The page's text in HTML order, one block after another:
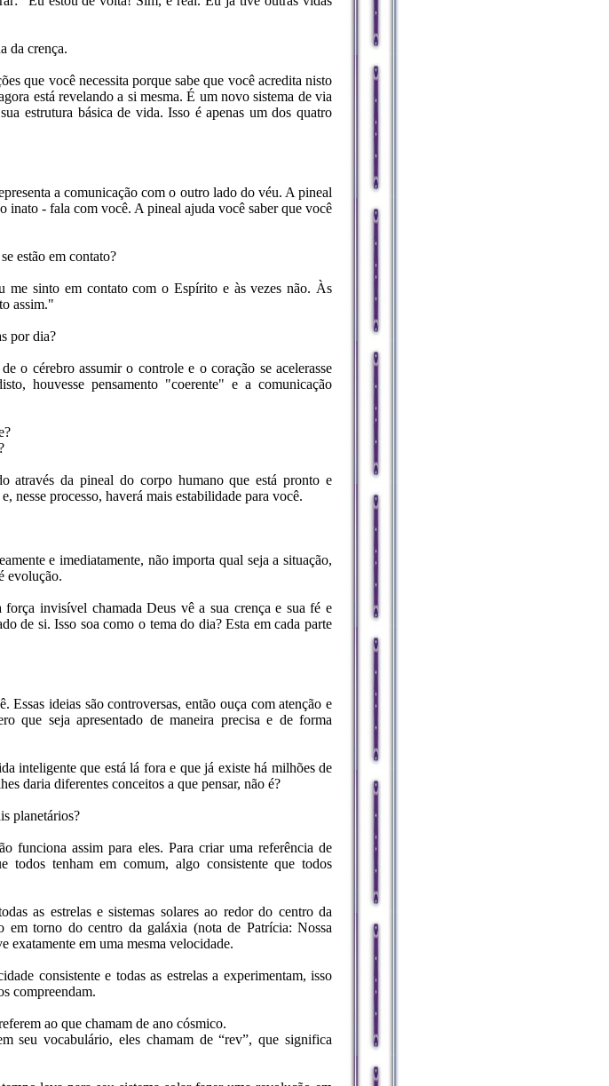
da crença.
que você necessita porque sabe que você acredita nisto
está revelando a si mesma. É um novo sistema de via
estrutura básica de vida. Isso é apenas um dos quatro
a comunicação com o outro lado do véu. A pineal
inato - fala com você. A pineal ajuda você saber que você
estão em contato?
me sinto em contato com o Espírito e às vezes não. Às
assim."
por dia?
o cérebro assumir o controle e o coração se acelerasse
houvesse pensamento "coerente" e a comunicação
através da pineal do corpo humano que está pronto e
processo, haverá mais estabilidade para você.
e imediatamente, não importa qual seja a situação,
evolução.
invisível chamada Deus vê a sua crença e sua fé e
de si. Isso soa como o tema do dia? Esta em cada parte
ideias são controversas, então ouça com atenção e
que seja apresentado de maneira precisa e de forma
inteligente que está lá fora e que já existe há milhões de
daria diferentes conceitos a que pensar, não é?
planetários?
funciona assim para eles. Para criar uma referência de
todos tenham em comum, algo consistente que todos
as estrelas e sistemas solares ao redor do centro da
em torno do centro da galáxia (nota de Patrícia: Nossa
exatamente em uma mesma velocidade.
consistente e todas as estrelas a experimentam, isso
compreendam.
ao que chamam de ano cósmico.
seu vocabulário, eles chamam de “rev”, que significa